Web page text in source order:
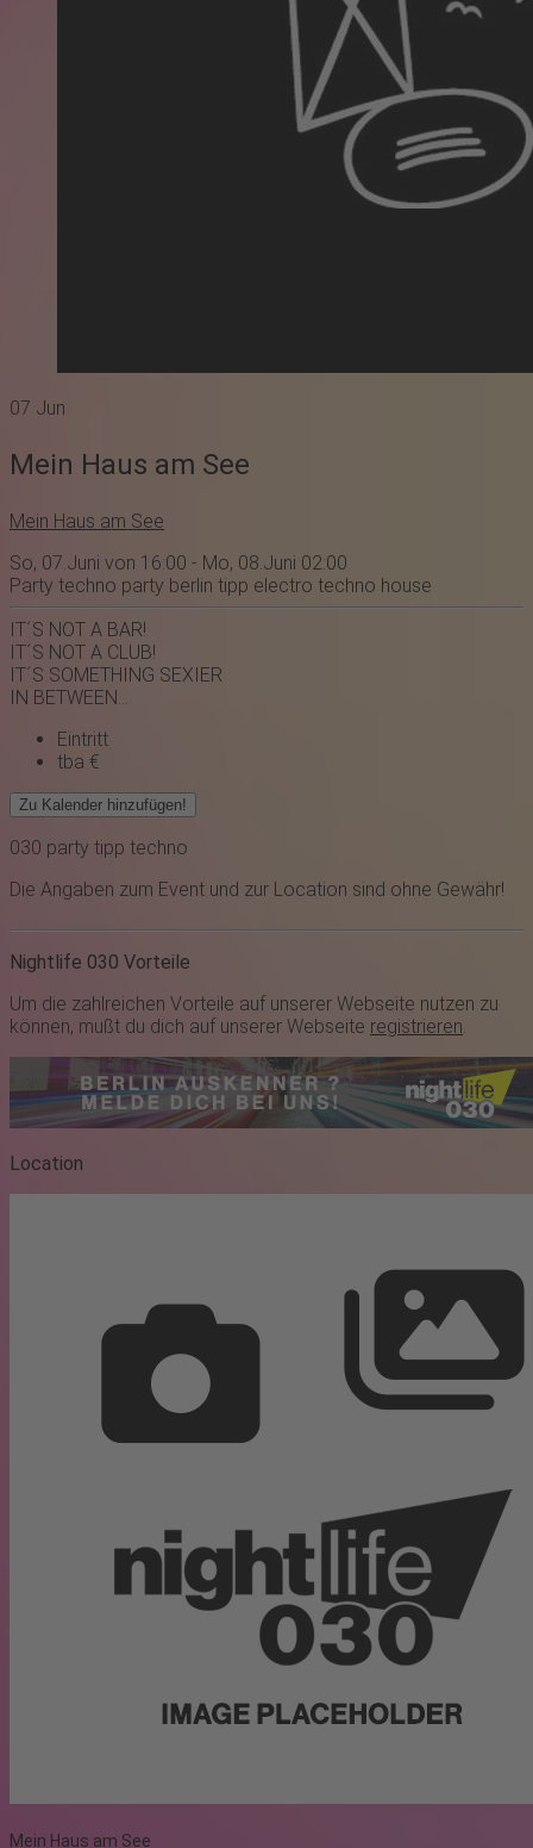
07 Jun
Mein Haus am See
Mein Haus am See
So, 07.Juni von 16:00 - Mo, 08.Juni 02:00
Party techno party berlin tipp electro techno house
IT´S NOT A BAR!
IT´S NOT A CLUB!
IT´S SOMETHING SEXIER
IN BETWEEN...
Eintritt
tba €
Zu Kalender hinzufügen!
030 party tipp techno
Die Angaben zum Event und zur Location sind ohne Gewähr!
Nightlife 030 Vorteile
Um die zahlreichen Vorteile auf unserer Webseite nutzen zu
können, mußt du dich auf unserer Webseite registrieren.
Location
Mein Haus am See